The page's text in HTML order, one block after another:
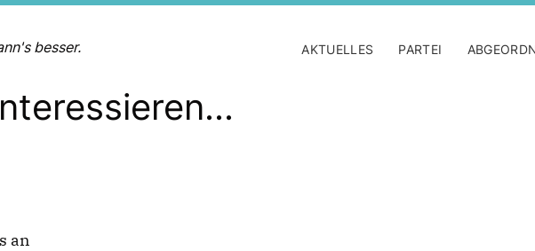
besser. AKTUELLES PARTEI
an